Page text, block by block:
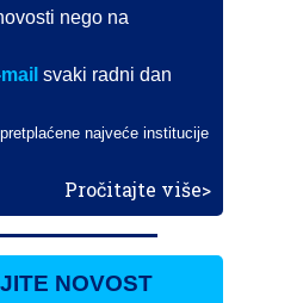
nego na
svaki radni dan
najveće institucije
Pročitajte više>
NOVOST